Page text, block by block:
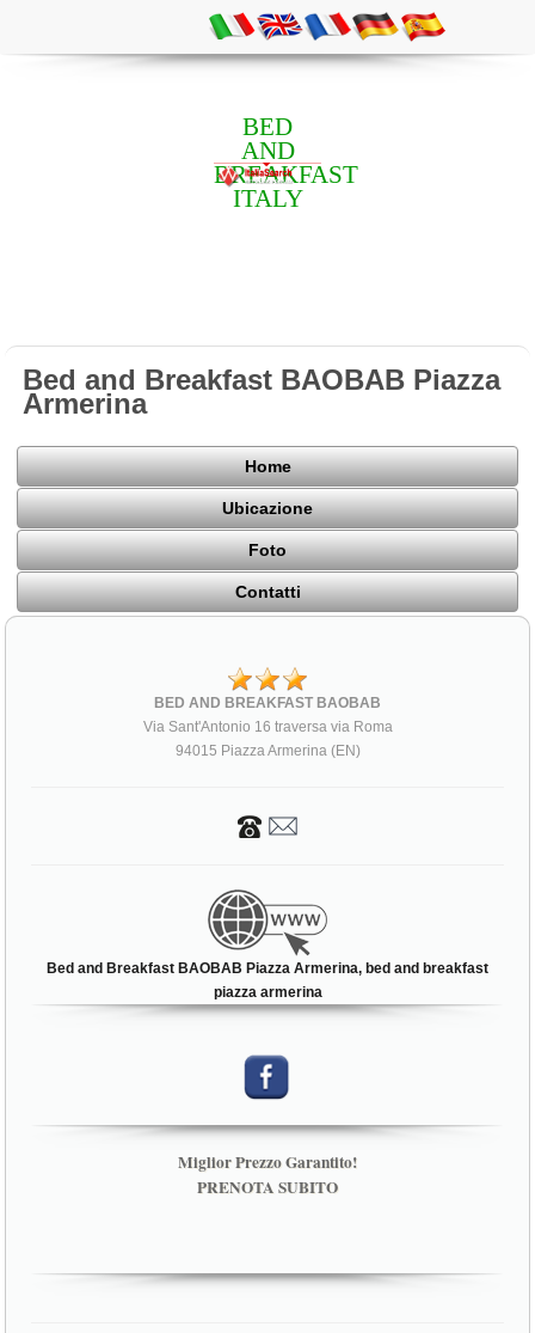
BED
AND
BREAKFAST
ITALY
Bed and Breakfast BAOBAB Piazza
Armerina
Home
Ubicazione
Foto
Contatti
BED AND BREAKFAST BAOBAB
Via Sant'Antonio 16 traversa via Roma
94015 Piazza Armerina (EN)
Bed and Breakfast BAOBAB Piazza Armerina, bed and breakfast
piazza armerina
Miglior Prezzo Garantito!
PRENOTA SUBITO